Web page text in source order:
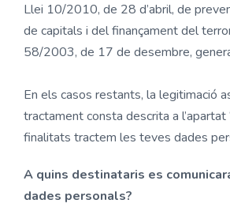
Llei 10/2010, de 28 d’abril, de
de capitals i del finançament del
58/2003, de 17 de desembre,
En els casos restants, la legitimació
tractament consta descrita a l’apartat
finalitats tractem les teves dades
A quins destinataris es
dades personals?